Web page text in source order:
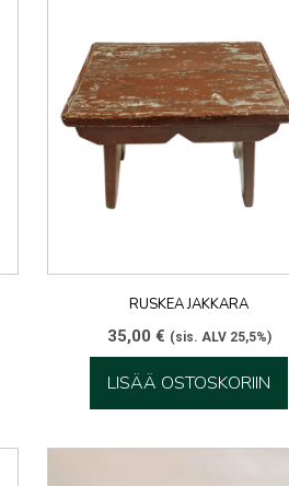
RUSKEA JAKKARA
35,00 € (sis. ALV 25,5%)
LISÄÄ OSTOSKORIIN